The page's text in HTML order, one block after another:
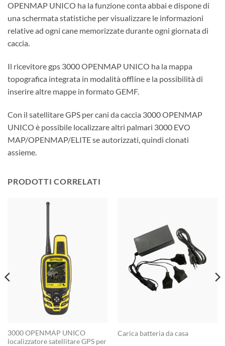
OPENMAP UNICO ha la funzione conta abbai e dispone di
una schermata statistiche per visualizzare le informazioni
relative ad ogni cane memorizzate durante ogni giornata di
caccia.
Il ricevitore gps 3000 OPENMAP UNICO ha la mappa
topografica integrata in modalità offline e la possibilità di
inserire altre mappe in formato GEMF.
Con il satellitare GPS per cani da caccia 3000 OPENMAP
UNICO è possibile localizzare altri palmari 3000 EVO
MAP/OPENMAP/ELITE se autorizzati, quindi clonati
assieme.
PRODOTTI CORRELATI
3000 OPENMAP UNICO
localizzatore satellitare GPS per
Carica batteria da casa